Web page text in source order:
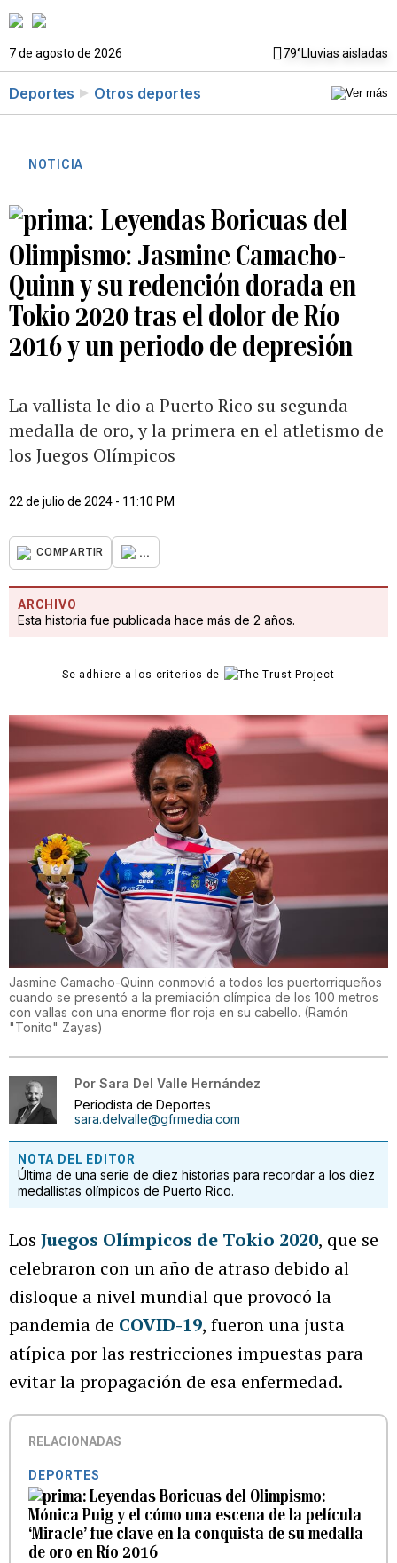
7 de agosto de 2026 79°Lluvias aisladas
Deportes Otros deportes
NOTICIA
Leyendas Boricuas del
Olimpismo: Jasmine Camacho-
Quinn y su redención dorada en
Tokio 2020 tras el dolor de Río
2016 y un periodo de depresión
La vallista le dio a Puerto Rico su segunda
medalla de oro, y la primera en el atletismo de
los Juegos Olímpicos
22 de julio de 2024 - 11:10 PM
COMPARTIR ...
ARCHIVO
Esta historia fue publicada hace más de 2 años.
Se adhiere a los criterios de
Jasmine Camacho-Quinn conmovió a todos los puertorriqueños
cuando se presentó a la premiación olímpica de los 100 metros
con vallas con una enorme flor roja en su cabello. (Ramón
"Tonito" Zayas)
Por Sara Del Valle Hernández
Periodista de Deportes
sara.delvalle@gfrmedia.com
NOTA DEL EDITOR
Última de una serie de diez historias para recordar a los diez
medallistas olímpicos de Puerto Rico.
Los Juegos Olímpicos de Tokio 2020‚ que se
celebraron con un año de atraso debido al
disloque a nivel mundial que provocó la
pandemia de COVID-19, fueron una justa
atípica por las restricciones impuestas para
evitar la propagación de esa enfermedad.
RELACIONADAS
DEPORTES
Leyendas Boricuas del Olimpismo:
Mónica Puig y el cómo una escena de la película
‘Miracle’ fue clave en la conquista de su medalla
de oro en Río 2016